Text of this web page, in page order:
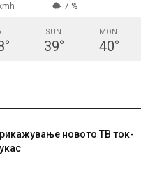
7 %
°
SUN
39°
MON
40°
новото ТВ ток-